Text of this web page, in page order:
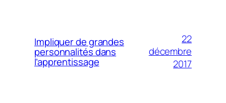
Impliquer de grandes
personnalités dans
l’apprentissage
22
décembre
2017